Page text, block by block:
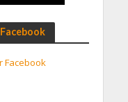
Facebook